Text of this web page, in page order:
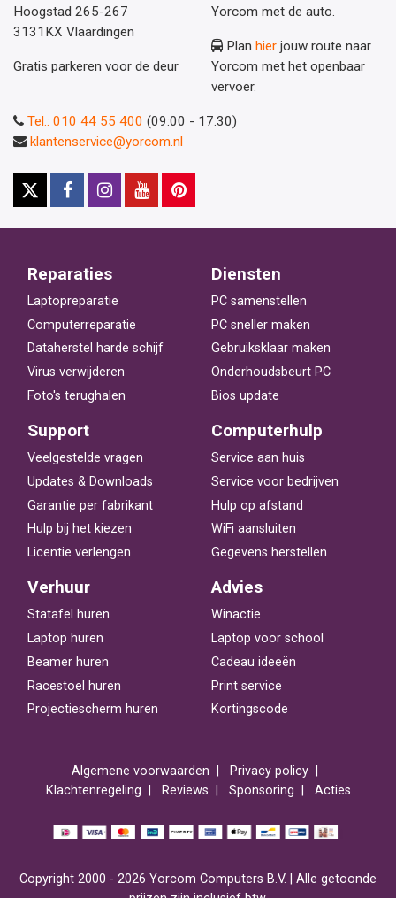
Hoogstad 265-267
3131KX Vlaardingen
Gratis parkeren voor de deur
Yorcom met de auto.
Plan hier jouw route naar
Yorcom met het openbaar
vervoer.
Tel.: 010 44 55 400 (09:00 - 17:30)
klantenservice@yorcom.nl
Reparaties
Laptopreparatie
Computerreparatie
Dataherstel harde schijf
Virus verwijderen
Foto's terughalen
Diensten
PC samenstellen
PC sneller maken
Gebruiksklaar maken
Onderhoudsbeurt PC
Bios update
Support
Veelgestelde vragen
Updates & Downloads
Garantie per fabrikant
Hulp bij het kiezen
Licentie verlengen
Computerhulp
Service aan huis
Service voor bedrijven
Hulp op afstand
WiFi aansluiten
Gegevens herstellen
Verhuur
Statafel huren
Laptop huren
Beamer huren
Racestoel huren
Projectiescherm huren
Advies
Winactie
Laptop voor school
Cadeau ideeën
Print service
Kortingscode
Algemene voorwaarden
Privacy policy
Klachtenregeling
Reviews Sponsoring Acties
Copyright 2000 - 2026 Yorcom Computers B.V. | Alle getoonde